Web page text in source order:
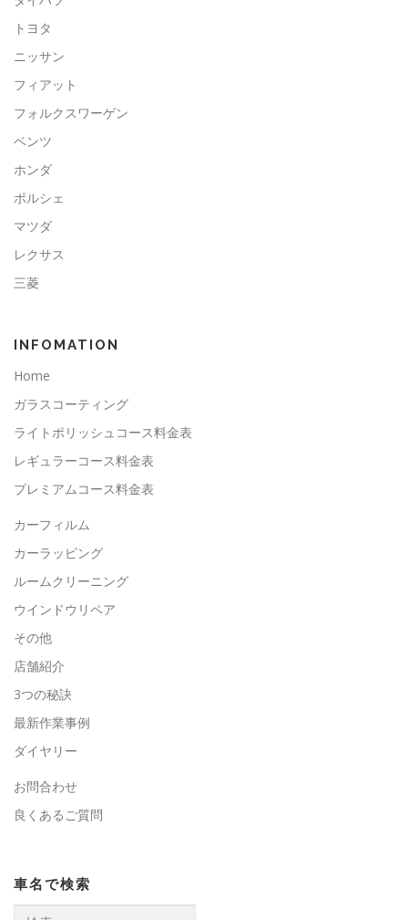
トヨタ
ニッサン
フィアット
フォルクスワーゲン
ベンツ
ホンダ
ポルシェ
マツダ
レクサス
三菱
INFOMATION
Home
ガラスコーティング
ライトポリッシュコース料金表
レギュラーコース料金表
プレミアムコース料金表
カーフィルム
カーラッピング
ルームクリーニング
ウインドウリペア
その他
店舗紹介
3つの秘訣
最新作業事例
ダイヤリー
お問合わせ
良くあるご質問
車名で検索